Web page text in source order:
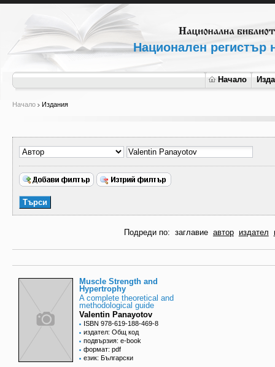
Национален регистър
Начало
Начало Издания
Подреди по: заглавие автор издател
Muscle Strength and
Hypertrophy
A complete theoretical and
methodological guide
Valentin Panayotov
ISBN 978-619-188-469-8
издател: Общ код
подвързия: e-book
формат: pdf
език: Български